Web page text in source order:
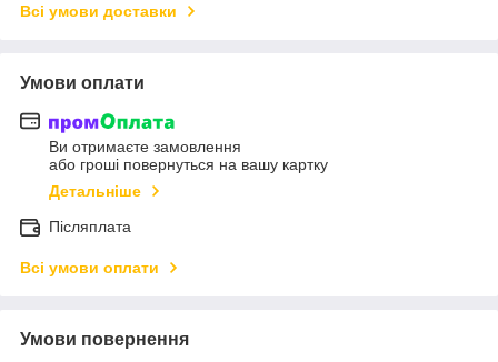
Всі умови доставки
Умови оплати
Ви отримаєте замовлення
або гроші повернуться на вашу картку
Детальніше
Післяплата
Всі умови оплати
Умови повернення